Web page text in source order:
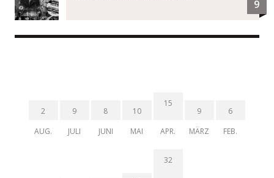
9
2
AUG.
9
JULI
8
JUNI
10
MAI
15
APR.
9
MÄRZ
6
FEB.
32